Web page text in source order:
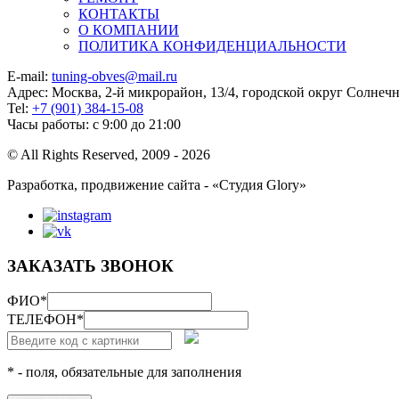
КОНТАКТЫ
О КОМПАНИИ
ПОЛИТИКА КОНФИДЕНЦИАЛЬНОСТИ
E-mail: tuning-obves@mail.ru
Адрес: Москва, 2-й микрорайон, 13/4, городской округ
Tel: +7 (901) 384-15-08
Часы работы: с 9:00 до 21:00
© All Rights Reserved, 2009 - 2026
Разработка, продвижение сайта - «Студия Glory»
ЗАКАЗАТЬ ЗВОНОК
ФИО*
ТЕЛЕФОН*
* - поля, обязательные для заполнения